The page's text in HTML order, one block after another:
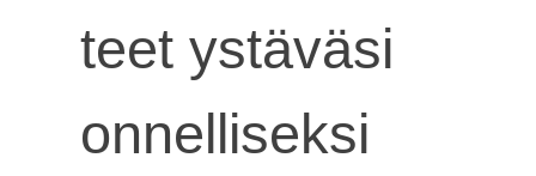
teet ystäväsi
onnelliseksi